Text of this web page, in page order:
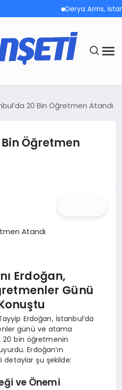
Derya Arms, İstanbul
20 Bin Öğretmen Atandı
Öğretmen
Erdoğan,
Günü
Erdoğan, İstanbul’da
günü ve atama
20 bin öğretmenin
Erdoğan’ın
detaylar şu şekilde:
ve Önemi